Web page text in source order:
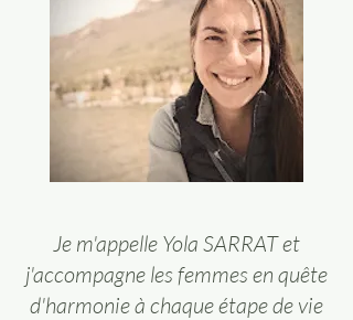
Je m'appelle Yola SARRAT et
j'accompagne les femmes en quête
d'harmonie à chaque étape de vie